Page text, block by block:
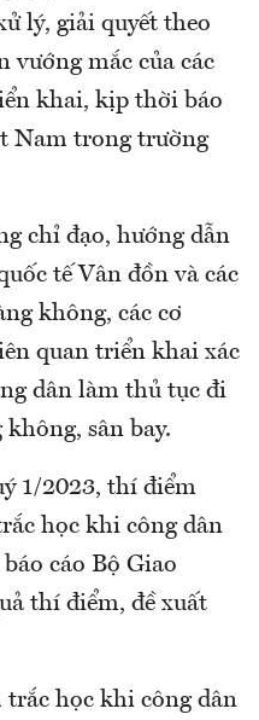
lý, giải quyết theo
vướng mắc của các
khai, kịp thời báo
Nam trong trường
chỉ đạo, hướng dẫn
tế Vân đồn và các
không, các cơ
quan triển khai xác
dân làm thủ tục đi
sân bay.
1/2023, thí điểm
học khi công dân
cáo Bộ Giao
thí điểm, đề xuất
học khi công dân